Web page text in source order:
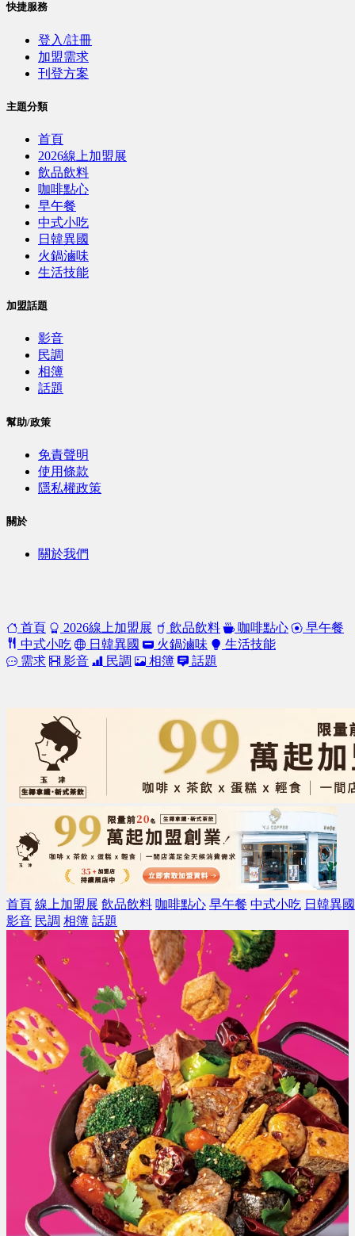
快捷服務
登入/註冊
加盟需求
刊登方案
主題分類
首頁
2026線上加盟展
飲品飲料
咖啡點心
早午餐
中式小吃
日韓異國
火鍋滷味
生活技能
加盟話題
影音
民調
相簿
話題
幫助/政策
免責聲明
使用條款
隱私權政策
關於
關於我們
首頁 2026線上加盟展 飲品飲料 咖啡點心
早午餐
中式小吃
日韓異國 火鍋滷味
生活技能
需求
影音 民調 相簿 話題
首頁 線上加盟展 飲品飲料 咖啡點心 早午餐 中式小吃 日韓異國
影音 民調 相簿 話題